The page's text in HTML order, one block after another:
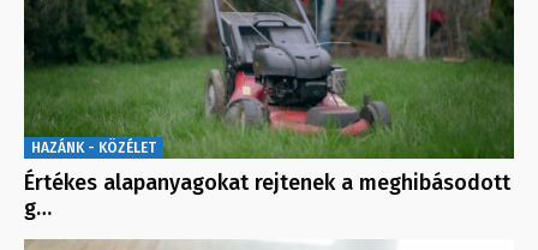
HAZÁNK - KÖZÉLET
Értékes alapanyagokat rejtenek a meghibásodott
g…